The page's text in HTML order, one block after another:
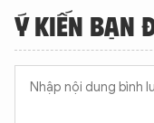
Ý KIẾN BẠN